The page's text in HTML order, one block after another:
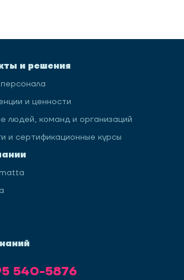
и решения
и ценности
людей, команд и организаций
и сертификационные курсы
540-5876